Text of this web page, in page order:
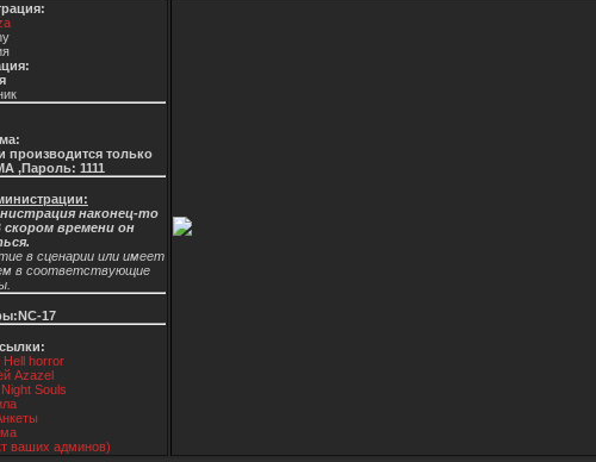
производится только
,Пароль: 1111
наконец-то
скором времени он
в сценарии или имеет
в соответствующие
17
Hell horror
Azazel
Souls
ваших админов)